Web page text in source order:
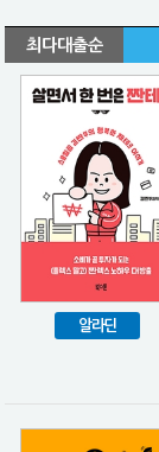
최다대출순
알라딘